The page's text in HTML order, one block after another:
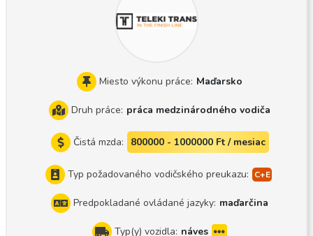
Miesto výkonu práce: Maďarsko
Druh práce: práca medzinárodného vodiča
Čistá mzda: 800000 - 1000000 Ft / mesiac
Typ požadovaného vodičského preukazu:
Predpokladané ovládané jazyky: maďarčina
Typ(y) vozidla: náves